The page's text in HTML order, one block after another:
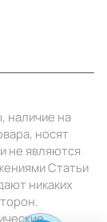
наличие на
носят
не являются
Статьи
никаких